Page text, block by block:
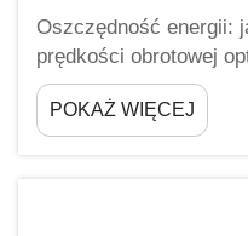
Oszczędność energii:
prędkości obrotowej
sprężarek śrubowych
Dostosowanie mocy
wysoka sprawność
POKAŻ WIĘCEJ